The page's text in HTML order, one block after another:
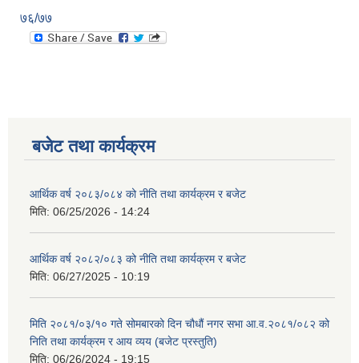
७६/७७
बजेट तथा कार्यक्रम
आर्थिक वर्ष २०८३/०८४ को नीति तथा कार्यक्रम र बजेट
मिति: 06/25/2026 - 14:24
आर्थिक वर्ष २०८२/०८३ को नीति तथा कार्यक्रम र बजेट
मिति: 06/27/2025 - 10:19
मिति २०८१/०३/१० गते सोमबारको दिन चौधौं नगर सभा आ.व.२०८१/०८२ को
निति तथा कार्यक्रम र आय व्यय (बजेट प्रस्तुति)
मिति: 06/26/2024 - 19:15